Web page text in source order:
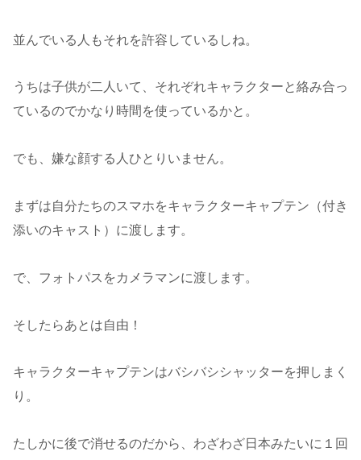
並んでいる人もそれを許容しているしね。
うちは子供が二人いて、それぞれキャラクターと絡み合っ
ているのでかなり時間を使っているかと。
でも、嫌な顔する人ひとりいません。
まずは自分たちのスマホをキャラクターキャプテン（付き
添いのキャスト）に渡します。
で、フォトパスをカメラマンに渡します。
そしたらあとは自由！
キャラクターキャプテンはバシバシシャッターを押しまく
り。
たしかに後で消せるのだから、わざわざ日本みたいに１回